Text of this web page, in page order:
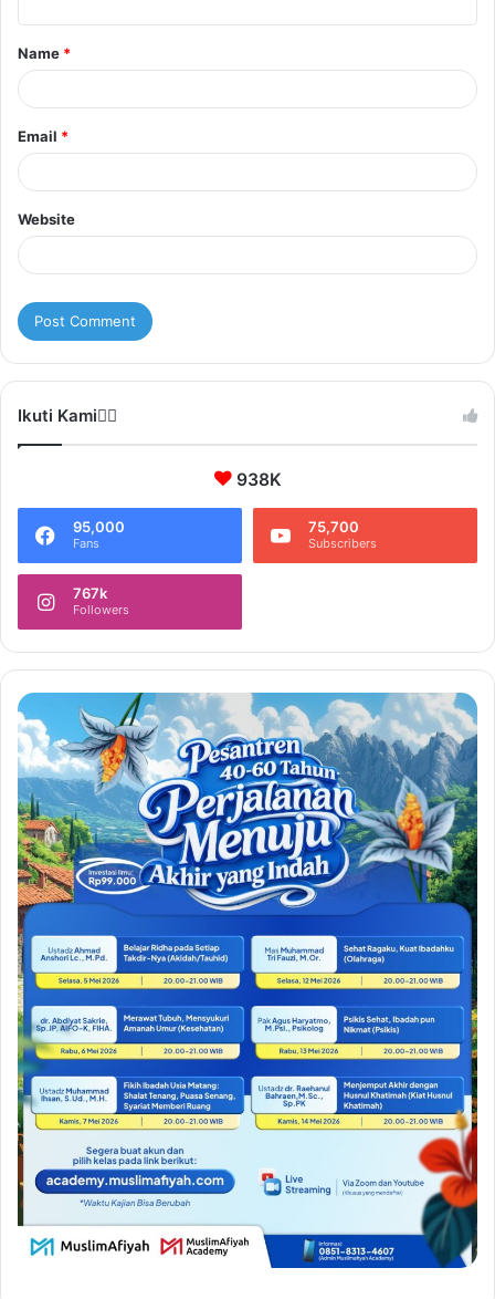
t
*
Name *
Email *
Website
Ikuti Kami❤️‍🔥
938K
95,000
Fans
75,700
Subscribers
767k
Followers